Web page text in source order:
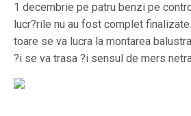
1 decembrie pe patru benzi pe
lucr?rile nu au fost complet
toare se va lucra la montarea
?i se va trasa ?i sensul de mers